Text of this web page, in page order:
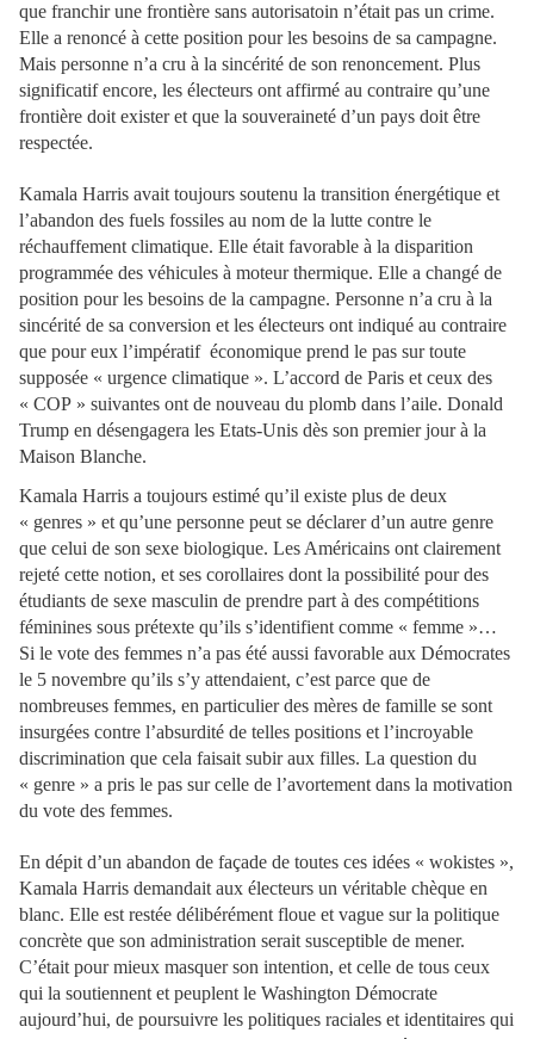
que franchir une frontière sans autorisatoin n’était pas un crime.
Elle a renoncé à cette position pour les besoins de sa campagne.
Mais personne n’a cru à la sincérité de son renoncement. Plus
significatif encore, les électeurs ont affirmé au contraire qu’une
frontière doit exister et que la souveraineté d’un pays doit être
respectée.
Kamala Harris avait toujours soutenu la transition énergétique et
l’abandon des fuels fossiles au nom de la lutte contre le
réchauffement climatique. Elle était favorable à la disparition
programmée des véhicules à moteur thermique. Elle a changé de
position pour les besoins de la campagne. Personne n’a cru à la
sincérité de sa conversion et les électeurs ont indiqué au contraire
que pour eux l’impératif économique prend le pas sur toute
supposée « urgence climatique ». L’accord de Paris et ceux des
« COP » suivantes ont de nouveau du plomb dans l’aile. Donald
Trump en désengagera les Etats-Unis dès son premier jour à la
Maison Blanche.
Kamala Harris a toujours estimé qu’il existe plus de deux
« genres » et qu’une personne peut se déclarer d’un autre genre
que celui de son sexe biologique. Les Américains ont clairement
rejeté cette notion, et ses corollaires dont la possibilité pour des
étudiants de sexe masculin de prendre part à des compétitions
féminines sous prétexte qu’ils s’identifient comme « femme »…
Si le vote des femmes n’a pas été aussi favorable aux Démocrates
le 5 novembre qu’ils s’y attendaient, c’est parce que de
nombreuses femmes, en particulier des mères de famille se sont
insurgées contre l’absurdité de telles positions et l’incroyable
discrimination que cela faisait subir aux filles. La question du
« genre » a pris le pas sur celle de l’avortement dans la motivation
du vote des femmes.
En dépit d’un abandon de façade de toutes ces idées « wokistes »,
Kamala Harris demandait aux électeurs un véritable chèque en
blanc. Elle est restée délibérément floue et vague sur la politique
concrète que son administration serait susceptible de mener.
C’était pour mieux masquer son intention, et celle de tous ceux
qui la soutiennent et peuplent le Washington Démocrate
aujourd’hui, de poursuivre les politiques raciales et identitaires qui